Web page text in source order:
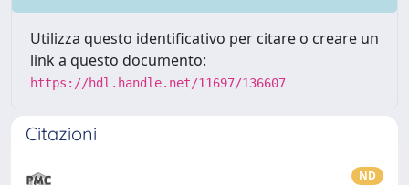
Utilizza questo identificativo per citare o creare un
link a questo documento:
https://hdl.handle.net/11697/136607
Citazioni
ND